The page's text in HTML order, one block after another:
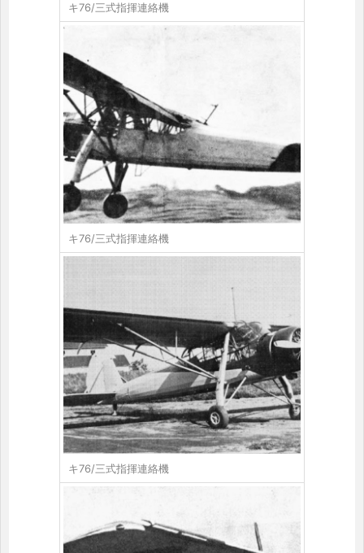
キ76/三式指揮連絡機
キ76/三式指揮連絡機
キ76/三式指揮連絡機